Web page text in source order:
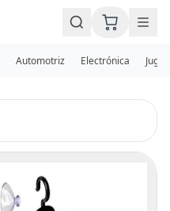
Automotriz Electrónica